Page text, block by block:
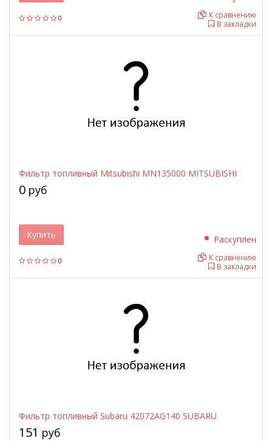
0
В закладки
К сравнению
Фильтр топливный Mitsubishi MN135000 MITSUBISHI
0
0 руб
Раскуплен
В закладки
К сравнению
Купить
Фильтр топливный Subaru 42072AG140 SUBARU
151 руб